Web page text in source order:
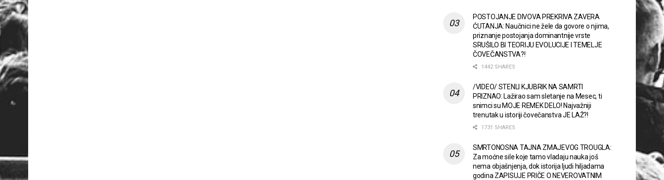
POSTOJANJE DIVOVA PREKRIVA ZAVERA
ĆUTANJA: Naučnici ne žele da govore o njima,
priznanje postojanja dominantnije vrste
SRUŠILO BI TEORIJU EVOLUCIJE I TEMELJE
ČOVEČANSTVA?!
1442 SHARES
/VIDEO/ STENLI KJUBRIK NA SAMRTI
PRIZNAO: Lažirao sam sletanje na Mesec, ti
snimci su MOJE REMEK DELO! Najvažniji
trenutak u istoriji čovečanstva JE LAŽ?!
1731 SHARES
SMRTONOSNA TAJNA ZMAJEVOG TROUGLA:
Za moćne sile koje tamo vladaju nauka još
nema objašnjenja, dok istorija ljudi hiljadama
godina ZAPISUJE PRIČE O NEVEROVATNIM